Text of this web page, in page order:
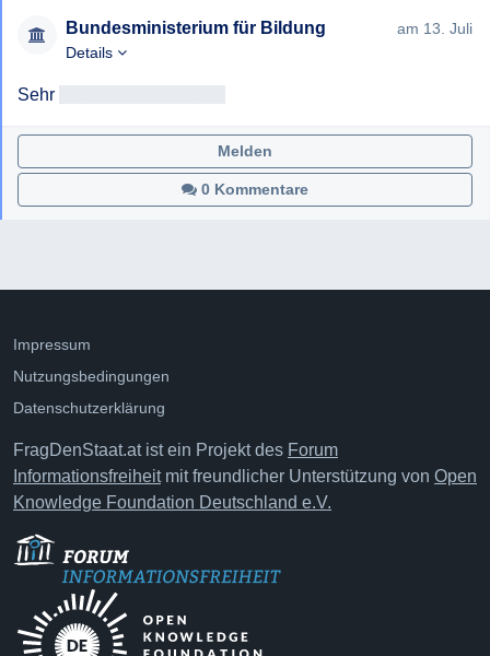
Bundesministerium für Bildung
am 13. Juli
Details
Sehr
0 Kommentare
Melden
Impressum
Nutzungsbedingungen
Datenschutzerklärung
FragDenStaat.at ist ein Projekt des Forum
Informationsfreiheitmit freundlicher Unterstützung von Open
Knowledge Foundation Deutschland e.V.